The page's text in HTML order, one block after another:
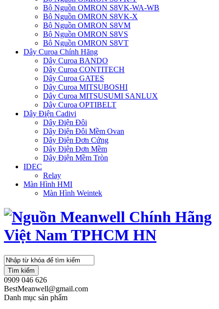
Bộ Nguồn OMRON S8VK-WA-WB
Bộ Nguồn OMRON S8VK-X
Bộ Nguồn OMRON S8VM
Bộ Nguồn OMRON S8VS
Bộ Nguồn OMRON S8VT
Dây Curoa Chính Hãng
Dây Curoa BANDO
Dây Curoa CONTITECH
Dây Curoa GATES
Dây Curoa MITSUBOSHI
Dây Curoa MITSUSUMI SANLUX
Dây Curoa OPTIBELT
Dây Điện Cadivi
Dây Điện Đôi
Dây Điện Đôi Mềm Ovan
Dây Điện Đơn Cứng
Dây Điện Đơn Mềm
Dây Điện Mềm Tròn
IDEC
Relay
Màn Hình HMI
Màn Hình Weintek
Tìm kiếm
0909 046 626
BestMeanwell@gmail.com
Danh mục sản phẩm